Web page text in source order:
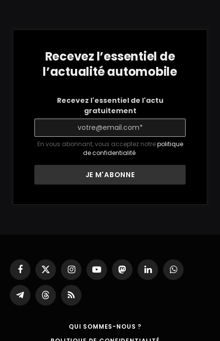
Recevez l’essentiel de
l’actualité automobile
Recevez l'essentiel de l'actu
gratuitement
En vous abonnant, vous acceptez notrepolitique
de confidentialité.
Facebook
X
(Twitter)
InstagramYouTubeMastodonLinkedInWhatsApp
Partager
sur
ThreadsRSS
QUI SOMMES-NOUS ?